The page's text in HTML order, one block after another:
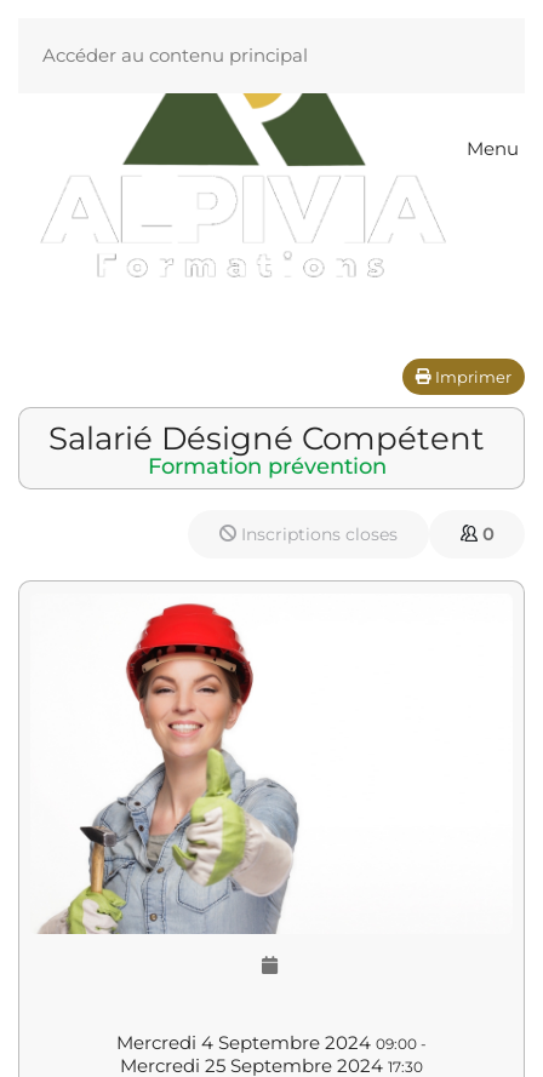
Accéder au contenu principal
Menu
Imprimer
Salarié Désigné Compétent
Formation prévention
Inscriptions closes 0
Mercredi 4 Septembre 2024 09:00 -
Mercredi 25 Septembre 2024 17:30